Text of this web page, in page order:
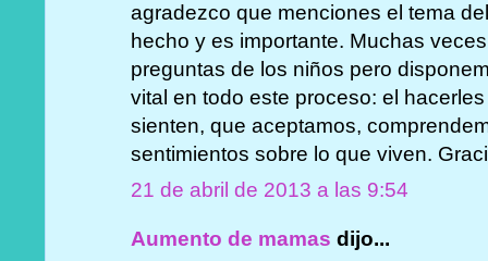
agradezco que menciones el tema
hecho y es importante. Muchas
preguntas de los niños pero
vital en todo este proceso: el
sienten, que aceptamos,
sentimientos sobre lo que viven.
21 de abril de 2013 a las 9:54
Aumento de mamas dijo...